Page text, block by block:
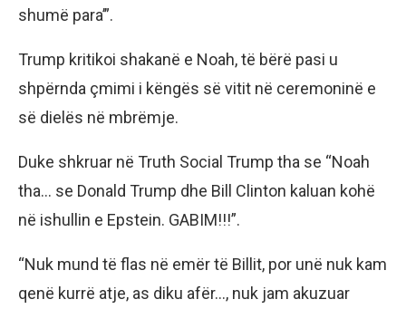
shumë para’”.
Trump kritikoi shakanë e Noah, të bërë pasi u
shpërnda çmimi i këngës së vitit në ceremoninë e
së dielës në mbrëmje.
Duke shkruar në Truth Social Trump tha se “Noah
tha… se Donald Trump dhe Bill Clinton kaluan kohë
në ishullin e Epstein. GABIM!!!”.
“Nuk mund të flas në emër të Billit, por unë nuk kam
qenë kurrë atje, as diku afër…, nuk jam akuzuar